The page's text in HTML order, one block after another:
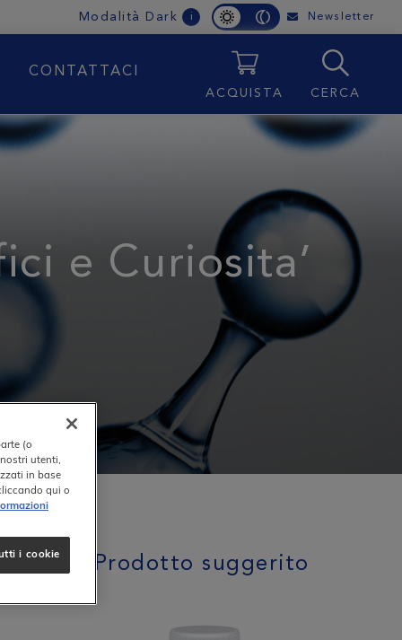
Modalità Dark i Newsletter
CONTATTACI
ACQUISTA CERCA
e Curiosita’
Prodotto suggerito
(o
utenti,
in base
qui o
i cookie